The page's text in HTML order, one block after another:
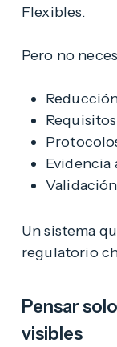
Flexibles.
Pero no
Evidencia
Un sistema
regulatorio
Pensar
visibles